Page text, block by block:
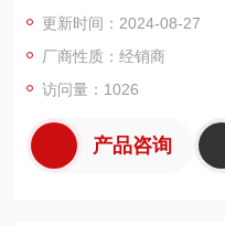
源和同步（4 象限）操作
0.012% 基本测量精度
6 1/2 位分辨率
更新时间：2024-08-27
厂商性质：经销商
访问量：1026
产品咨询